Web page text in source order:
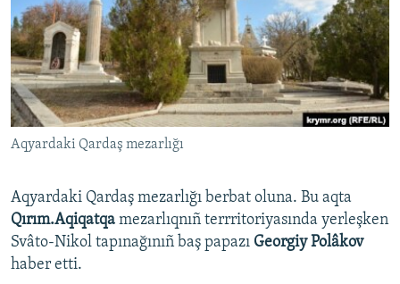
FİKİR
Русский
Українською
QOŞULIÑIZ!
RFE/RS bütün saytları
Aqyardaki Qardaş mezarlığı
Aqyardaki Qardaş mezarlığı berbat oluna. Bu aqta
Qırım.Aqiqatqa mezarlıqnıñ terrritoriyasında yerleşken
Svâto-Nikol tapınağınıñ baş papazı Georgiy Polâkov
haber etti.